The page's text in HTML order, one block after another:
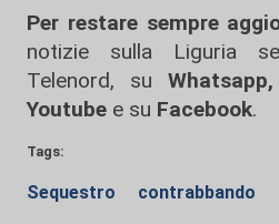
Per restare sempre
notizie sulla Liguria
Telenord, su
Whatsapp,
Youtube e su Facebook.
Tags:
Sequestro contrabbando